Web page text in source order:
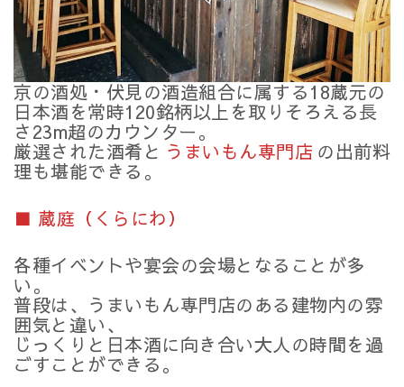
京の酒処・伏見の酒造組合に属する18蔵元の
日本酒を常時120銘柄以上を取りそろえる長
さ23m超のカウンター。
厳選された酒肴と うまいもん専門店 の出前料
理も堪能できる。
■ 蔵庭（くらにわ）
各種イベントや宴会の会場となることが多
い。
普段は、うまいもん専門店のある建物内の雰
囲気と違い、
じっくりと日本酒に向き合い大人の時間を過
ごすことができる。